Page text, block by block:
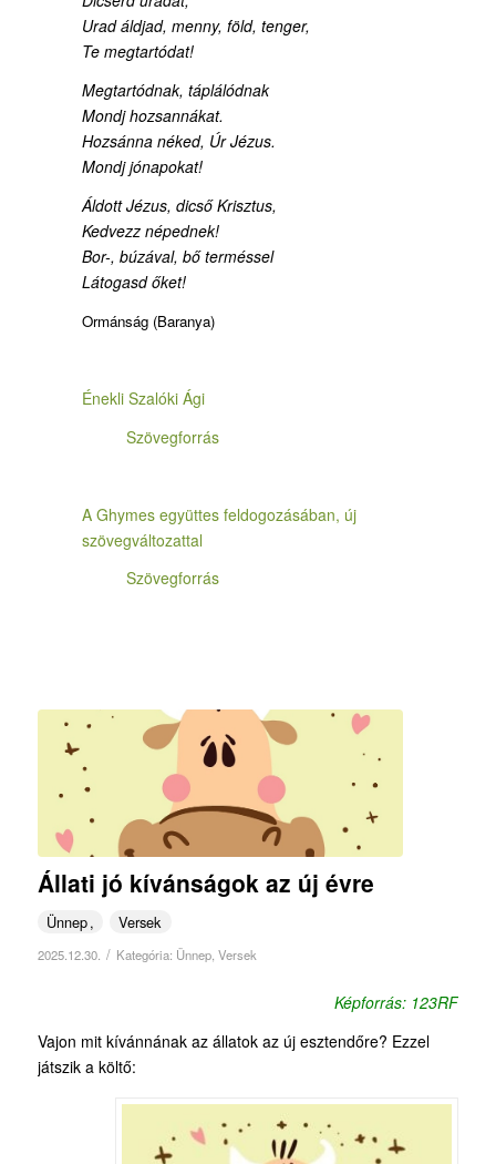
Urad áldjad, menny, föld, tenger,
Te megtartódat!
Megtartódnak, táplálódnak
Mondj hozsannákat.
Hozsánna néked, Úr Jézus.
Mondj jónapokat!
Áldott Jézus, dicső Krisztus,
Kedvezz népednek!
Bor-, búzával, bő terméssel
Látogasd őket!
Ormánság (Baranya)
Énekli Szalóki Ági
Szövegforrás
A Ghymes együttes feldogozásában, új
szövegváltozattal
Szövegforrás
Állati jó kívánságok az új évre
Ünnep Versek
2025.12.30. / Kategória: Ünnep, Versek
Képforrás: 123RF
Vajon mit kívánnának az állatok az új esztendőre? Ezzel
játszik a költő: